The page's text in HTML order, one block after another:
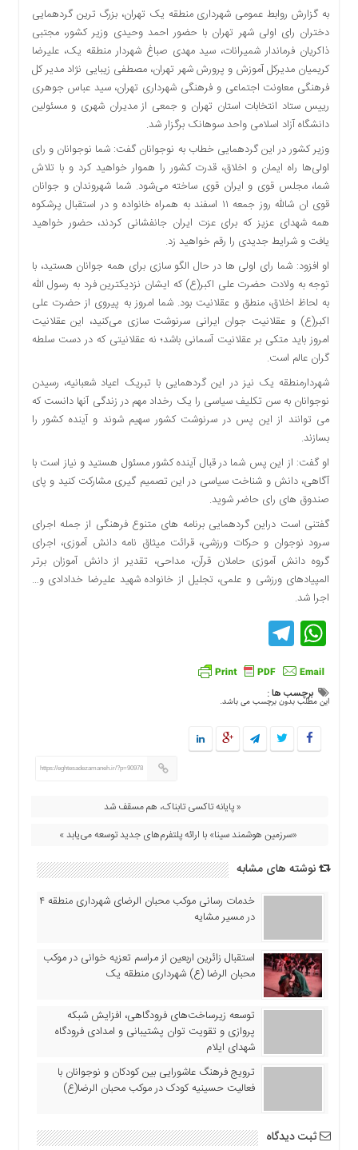
فناوری
منظقه
دسترسی
سریع
تماس
درباره
کتاب
پلیس،امنیت
جامعه
رسید
اخبار
سایت
اجتماعی
اقتصادی
فرهنگ
بین
الملل
یادداشت
چند
رسانه
یادداشت
به گزارش روابط عمومی شهرداری منطقه یک تهران، بزرگ ترین گردهمایی
دختران رای اولی شهر تهران با حضور احمد وحیدی وزیر کشور، مجتبی
ذاکریان فرماندار شمیرانات، سید مهدی صباغ شهردار منطقه یک، علیرضا
کریمیان مدیرکل آموزش و پرورش شهر تهران، مصطفی زیبایی نژاد مدیر کل
فرهنگی معاونت اجتماعی و فرهنگی شهرداری تهران، سید عباس جوهری
رییس ستاد انتخابات استان تهران و جمعی از مدیران شهری و مسئولین
دانشگاه آزاد اسلامی واحد سوهانک برگزار شد.
وزیر کشور در این گردهمایی خطاب به نوجوانان گفت: شما نوجوانان و رای
اولی‌ها راه ایمان و اخلاق، قدرت کشور را هموار خواهید کرد و با تلاش
شما، مجلس قوی و ایران قوی ساخته می‌شود. شما شهروندان و جوانان
قوی ان شالله روز جمعه ۱۱ اسفند به همراه خانواده و در استقبال پرشکوه
همه شهدای عزیز که برای عزت ایران جانفشانی کردند، حضور خواهید
یافت و شرایط جدیدی را رقم خواهید زد.
او افزود: شما رای اولی ها در حال الگو سازی برای همه جوانان هستید، با
توجه به ولادت حضرت علی اکبر(ع) که ایشان نزدیکترین فرد به رسول الله
به لحاظ اخلاق، منطق و عقلانیت بود. شما امروز به پیروی از حضرت علی
اکبر(ع) و عقلانیت جوان ایرانی سرنوشت سازی می‌کنید، این عقلانیت
امروز باید متکی بر عقلانیت آسمانی باشد؛ نه عقلانیتی که در دست سلطه
گران عالم است.
شهردارمنطقه یک نیز در این گردهمایی با تبریک اعیاد شعبانیه، رسیدن
نوجوانان به سن تکلیف سیاسی را یک رخداد مهم در زندگی آنها دانست که
می توانند از این پس در سرنوشت کشور سهیم شوند و آینده کشور را
بسازند.
او گفت: از این پس شما در قبال آینده کشور مسئول هستید و نیاز است با
آگاهی، دانش و شناخت سیاسی در این تصمیم گیری مشارکت کنید و پای
صندوق های رای حاضر شوید.
گفتنی است دراین گردهمایی برنامه های متنوع فرهنگی از جمله اجرای
سرود نوجوان و حرکات ورزشی، قرائت میثاق نامه دانش آموزی، اجرای
گروه دانش آموزی حاملان قرآن، مداحی، تقدیر از دانش آموزان برتر
المپیادهای ورزشی و علمی، تجلیل از خانواده شهید علیرضا خدادادی و…
اجرا شد.
WhatsApp
Telegram
برچسب ها :
این مطلب بدون برچسب می باشد.
https://eghtesadezamaneh.ir/?p=90978
« پایانه تاکسی تابناک، هم مسقف شد
«سرزمین هوشمند سینا» با ارائه پلتفرم‌های جدید توسعه می‌یابد »
نوشته های مشابه
خدمات رسانی موکب محبان الرضای شهرداری منطقه ۴
در مسیر مشایه
استقبال زائرین اربعین از مراسم تعزیه خوانی در موکب
محبان الرضا (ع) شهرداری منطقه یک
توسعه زیرساخت‌های فرودگاهی، افزایش شبکه
پروازی و تقویت توان پشتیبانی و امدادی فرودگاه
شهدای ایلام
ترویج فرهنگ عاشورایی بین کودکان و نوجوانان با
فعالیت حسینیه کودک در موکب محبان الرضا(ع)
ثبت دیدگاه